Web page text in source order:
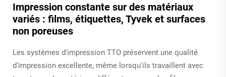
Impression constante sur des matériaux
variés : films, étiquettes, Tyvek et surfaces
non poreuses
Les systèmes d'impression TTO préservent une qualité
d'impression excellente, même lorsqu'ils travaillent avec